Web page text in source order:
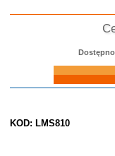
Do koszyka
KOD: LMS810